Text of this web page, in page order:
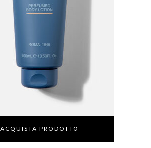
ACQUISTA PRODOTTO